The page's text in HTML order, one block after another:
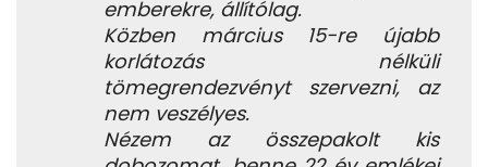
emberekre, állítólag.
Közben március 15-re újabb
korlátozás nélküli
tömegrendezvényt szervezni, az
nem veszélyes.
Nézem az összepakolt kis